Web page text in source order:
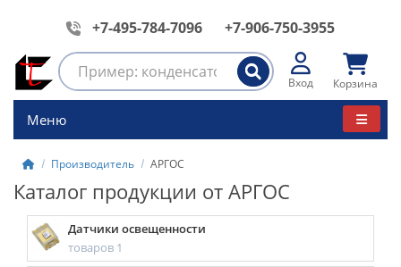
+7-495-784-7096 +7-906-750-3955
Вход Корзина
Меню
Производитель АРГОС
Каталог продукции от АРГОС
Датчики освещенности
товаров 1